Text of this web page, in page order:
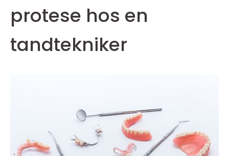
protese hos en
tandtekniker